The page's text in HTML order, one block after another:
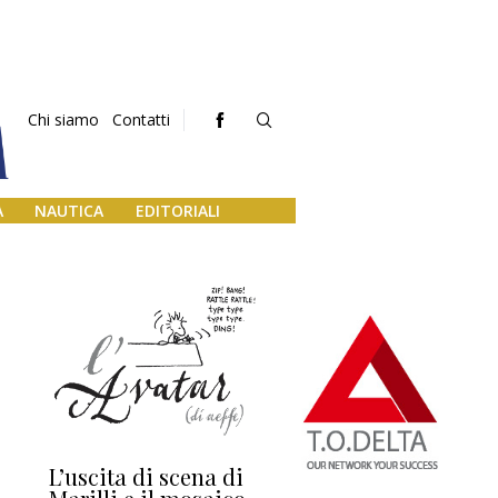
Chi siamo Contatti
NAUTICA EDITORIALI
L’uscita di scena di Darsena a Europa,